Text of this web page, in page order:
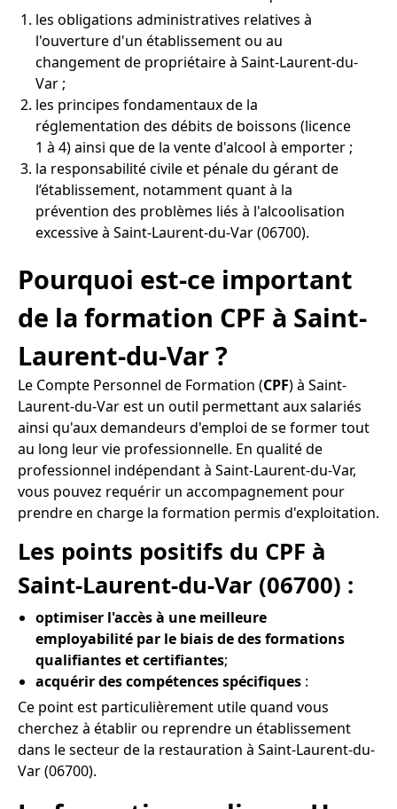
les obligations administratives relatives à
l'ouverture d'un établissement ou au
changement de propriétaire à Saint-Laurent-du-
Var ;
les principes fondamentaux de la
réglementation des débits de boissons (licence
1 à 4) ainsi que de la vente d'alcool à emporter ;
la responsabilité civile et pénale du gérant de
l’établissement, notamment quant à la
prévention des problèmes liés à l'alcoolisation
excessive à Saint-Laurent-du-Var (06700).
Pourquoi est-ce important
de la formation CPF à Saint-
Laurent-du-Var ?
Le Compte Personnel de Formation (CPF) à Saint-
Laurent-du-Var est un outil permettant aux salariés
ainsi qu'aux demandeurs d'emploi de se former tout
au long leur vie professionnelle. En qualité de
professionnel indépendant à Saint-Laurent-du-Var,
vous pouvez requérir un accompagnement pour
prendre en charge la formation permis d'exploitation.
Les points positifs du CPF à
Saint-Laurent-du-Var (06700) :
optimiser l'accès à une meilleure
employabilité par le biais de des formations
qualifiantes et certifiantes;
acquérir des compétences spécifiques :
Ce point est particulièrement utile quand vous
cherchez à établir ou reprendre un établissement
dans le secteur de la restauration à Saint-Laurent-du-
Var (06700).